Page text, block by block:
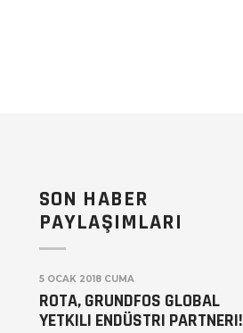
SON HABER
PAYLAŞIMLARI
5 OCAK 2018 CUMA
ROTA, GRUNDFOS GLOBAL
YETKILI ENDÜSTRI PARTNERI!